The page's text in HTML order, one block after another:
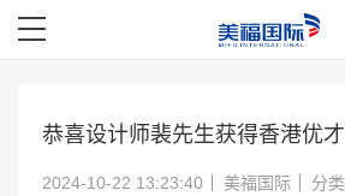
恭喜设计师裴先生获得香港优才
2024-10-22 13:23:40 美福国际 分